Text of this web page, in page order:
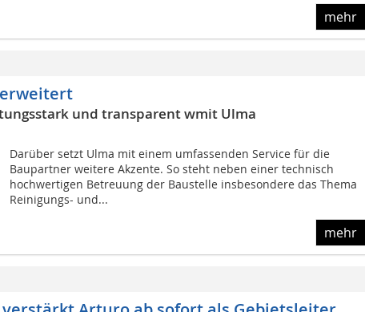
mehr
und transparent wmit Ulma
Darüber setzt Ulma mit einem umfassenden Service für die
Baupartner weitere Akzente. So steht neben einer technisch
hochwertigen Betreuung der Baustelle insbesondere das Thema
Reinigungs- und...
mehr